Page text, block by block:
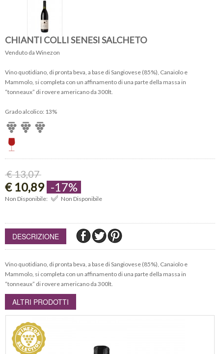
CHIANTI COLLI SENESI SALCHETO
Venduto da Winezon
Vino quotidiano, di pronta beva, a base di Sangiovese (85%), Canaiolo e
Mammolo, si completa con un affinamento di una parte della massa in
“tonneaux” di rovere americano da 300lt.
Grado alcolico: 13%
€ 13,07
€ 10,89 -17%
Non Disponibile: Non Disponibile
DESCRIZIONE
Vino quotidiano, di pronta beva, a base di Sangiovese (85%), Canaiolo e
Mammolo, si completa con un affinamento di una parte della massa in
“tonneaux” di rovere americano da 300lt.
ALTRI PRODOTTI